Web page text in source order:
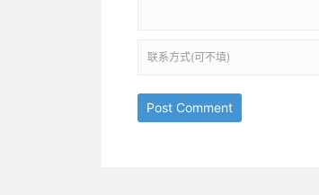
Post Comment